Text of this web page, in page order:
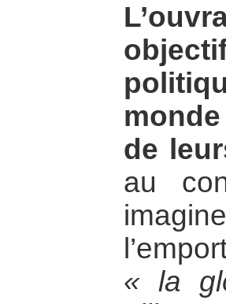
de
au
« la